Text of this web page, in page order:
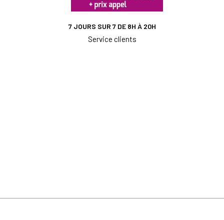
7 JOURS SUR 7 DE 8H À 20H
Service clients